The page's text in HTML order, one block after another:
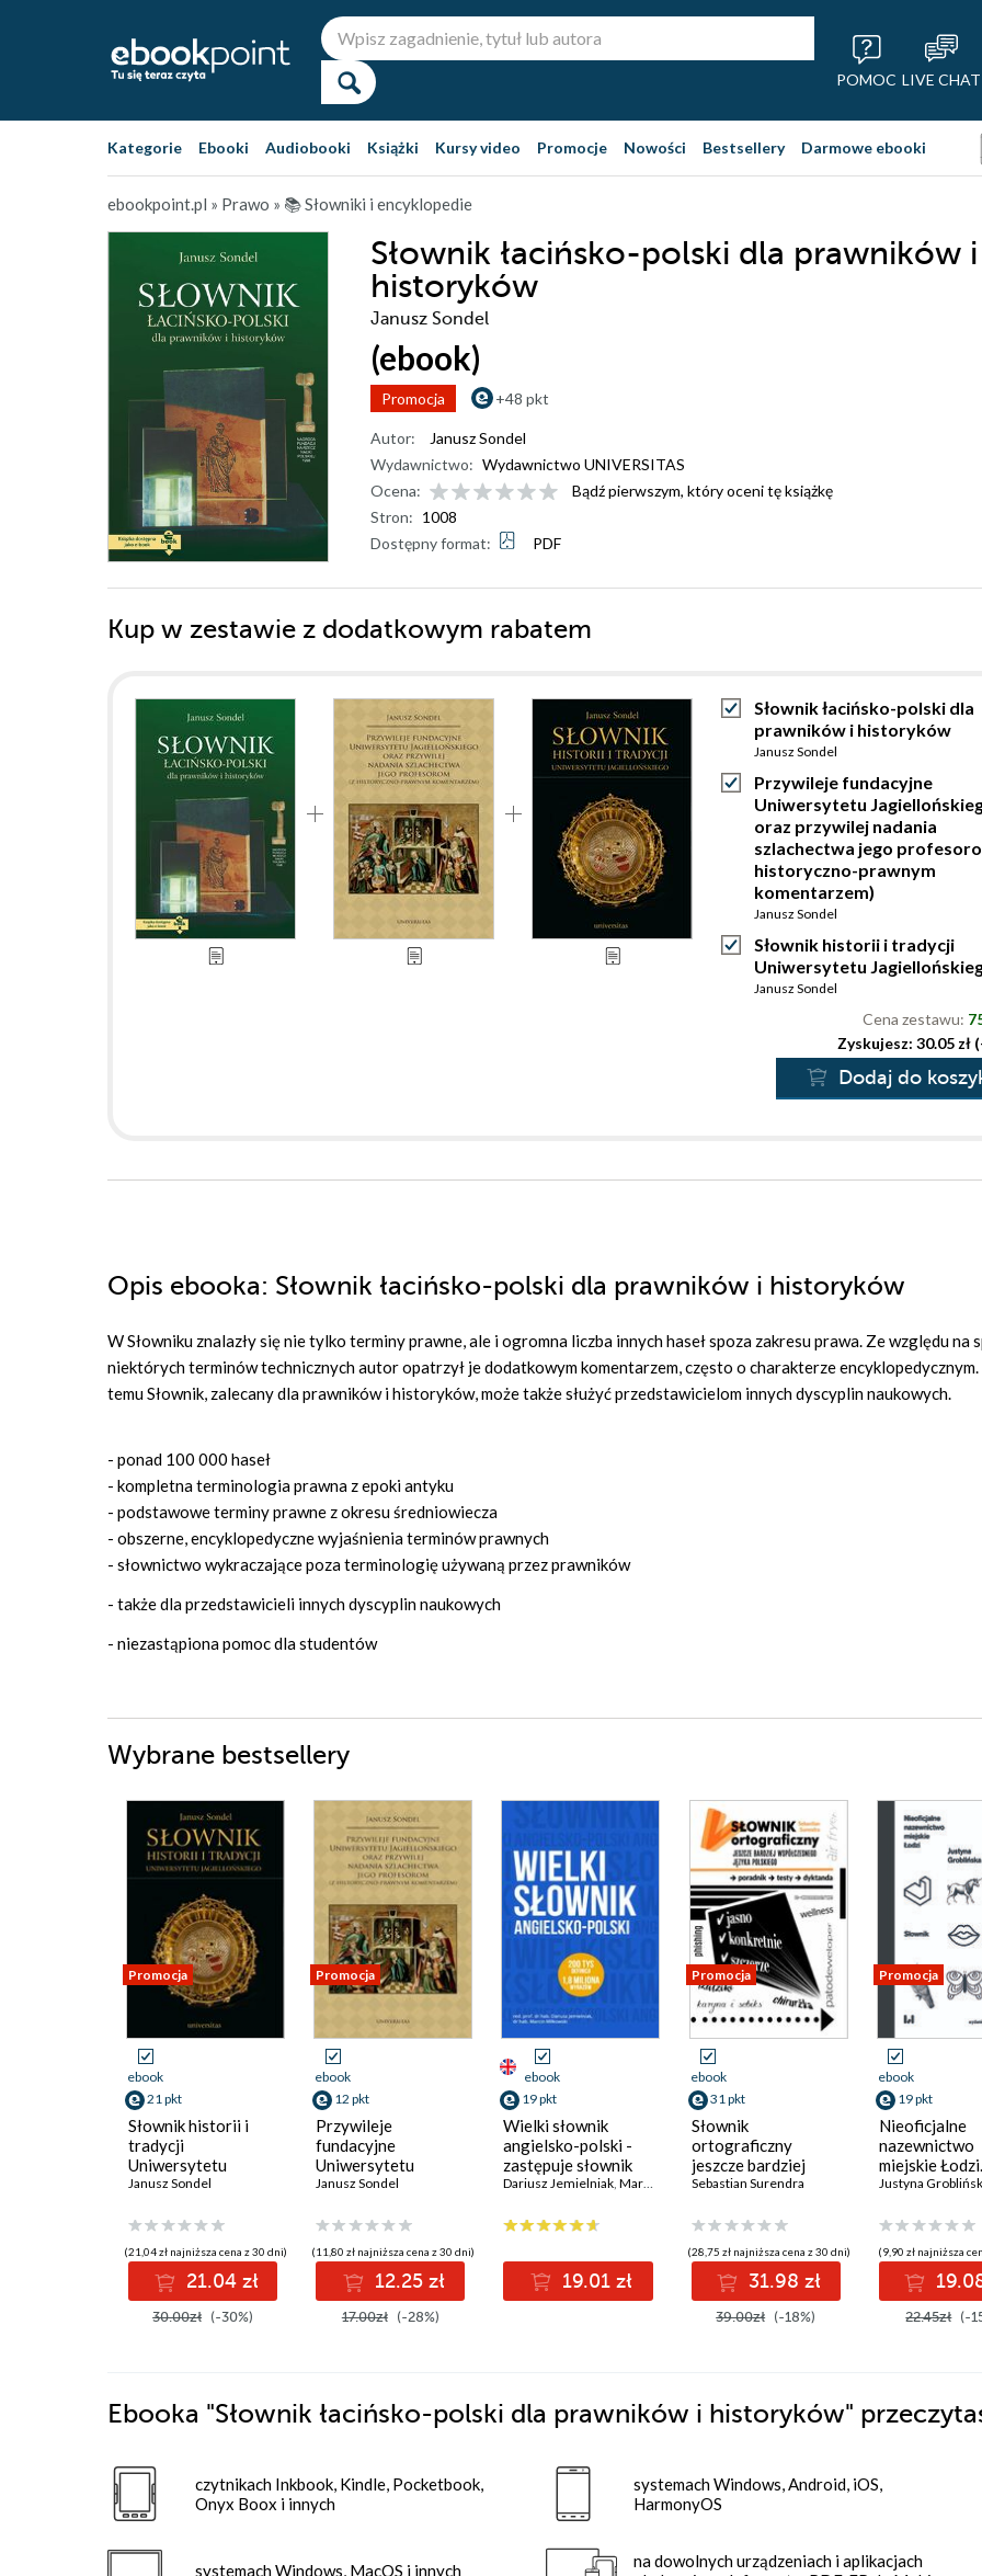
POMOC LIVE CHAT
Kategorie Ebooki Audiobooki Książki Kursy video Promocje Nowości Bestsellery Darmowe ebooki
ebookpoint.pl » Prawo » 📚 Słowniki i encyklopedie
Słownik łacińsko-polski dla prawników i
historyków
Janusz Sondel
(ebook)
Promocja +48 pkt
Autor:
Janusz Sondel
Wydawnictwo: Wydawnictwo UNIVERSITAS
Ocena:
Bądź pierwszym, który oceni tę książkę
Stron: 1008
Dostępny format:
PDF
Kup w zestawie z dodatkowym rabatem
Słownik łacińsko-polski dla
prawników i historyków
Janusz Sondel
Przywileje fundacyjne
Uniwersytetu
oraz przywilej nadania
szlachectwa jego
historyczno-prawnym
komentarzem)
Janusz Sondel
Słownik historii i tradycji
Uniwersytetu
Janusz Sondel
Cena zestawu:
Zyskujesz: 30.05 zł
Dodaj do
Opis ebooka: Słownik łacińsko-polski dla prawników i historyków
W Słowniku znalazły się nie tylko terminy prawne, ale i ogromna liczba innych haseł spoza zakresu prawa. Ze względu na
niektórych terminów technicznych autor opatrzył je dodatkowym komentarzem, często o charakterze
temu Słownik, zalecany dla prawników i historyków, może także służyć przedstawicielom innych dyscyplin naukowych.
- ponad 100 000 haseł
- kompletna terminologia prawna z epoki antyku
- podstawowe terminy prawne z okresu średniowiecza
- obszerne, encyklopedyczne wyjaśnienia terminów prawnych
- słownictwo wykraczające poza terminologię używaną przez prawników
- także dla przedstawicieli innych dyscyplin naukowych
- niezastąpiona pomoc dla studentów
Wybrane bestsellery
Promocja
ebook
21 pkt
Słownik historii i
tradycji
Uniwersytetu
Jagiellońskiego
Janusz Sondel
(21,04 zł najniższa cena z 30 dni)
21.04 zł
30.00zł (-30%)
Promocja
ebook
12 pkt
Przywileje
fundacyjne
Uniwersytetu
Jagiellońskiego oraz
szlachectwa jego
profesorom (z
historyczno-
prawnym
komentarzem)
Janusz Sondel
(11,80 zł najniższa cena z 30 dni)
12.25 zł
17.00zł (-28%)
ebook
19 pkt
Wielki słownik
angielsko-polski -
zastępuje słownik
wbudowany w Kindle
Dariusz Jemielniak,Marcin Miłkowski (red.)
19.01 zł
Promocja
ebook
31 pkt
Słownik
ortograficzny
jeszcze bardziej
współczesnego
Sebastian Surendra
(28,75 zł najniższa cena z 30 dni)
31.98 zł
39.00zł (-18%)
Promocja
ebook
19 pkt
Nieoficjalne
nazewnictwo
miejskie Łodzi.
Słownik
Justyna
(9,90 zł najniższa
22.45zł (-
Ebooka "Słownik łacińsko-polski dla prawników i historyków"
czytnikach Inkbook, Kindle, Pocketbook,
Onyx Boox i innych
systemach Windows, MacOS i innych
systemach Windows, Android, iOS,
HarmonyOS
na dowolnych urządzeniach i aplikacjach